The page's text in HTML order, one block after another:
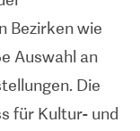
Hauptstadt
und den
Bezirken wie
Auswahl an
Die
für Kultur- und